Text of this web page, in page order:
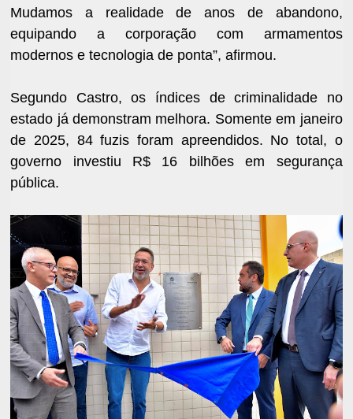
Mudamos a realidade de anos de abandono,
equipando a corporação com armamentos
modernos e tecnologia de ponta”, afirmou.
Segundo Castro, os índices de criminalidade no
estado já demonstram melhora. Somente em janeiro
de 2025, 84 fuzis foram apreendidos. No total, o
governo investiu R$ 16 bilhões em segurança
pública.